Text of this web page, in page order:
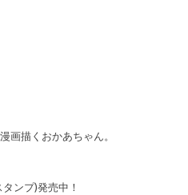
画描くおかあちゃん。
ンプ)発売中！